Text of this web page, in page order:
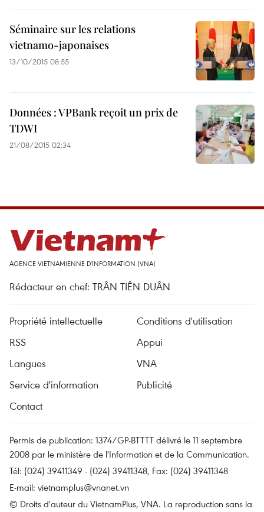
Séminaire sur les relations
vietnamo-japonaises
13/10/2015 08:55
Données : VPBank reçoit un prix de
TDWI
21/08/2015 02:34
AGENCE VIETNAMIENNE D'INFORMATION (VNA)
Rédacteur en chef: TRÂN TIÊN DUÂN
Propriété intellectuelle
Conditions d'utilisation
RSS
Appui
Langues
VNA
Service d'information
Publicité
Contact
Permis de publication: 1374/GP-BTTTT délivré le 11 septembre
2008 par le ministère de l'Information et de la Communication.
Tél: (024) 39411349 - (024) 39411348, Fax: (024) 39411348
E-mail: vietnamplus@vnanet.vn
© Droits d'auteur du VietnamPlus, VNA. La reproduction sans la